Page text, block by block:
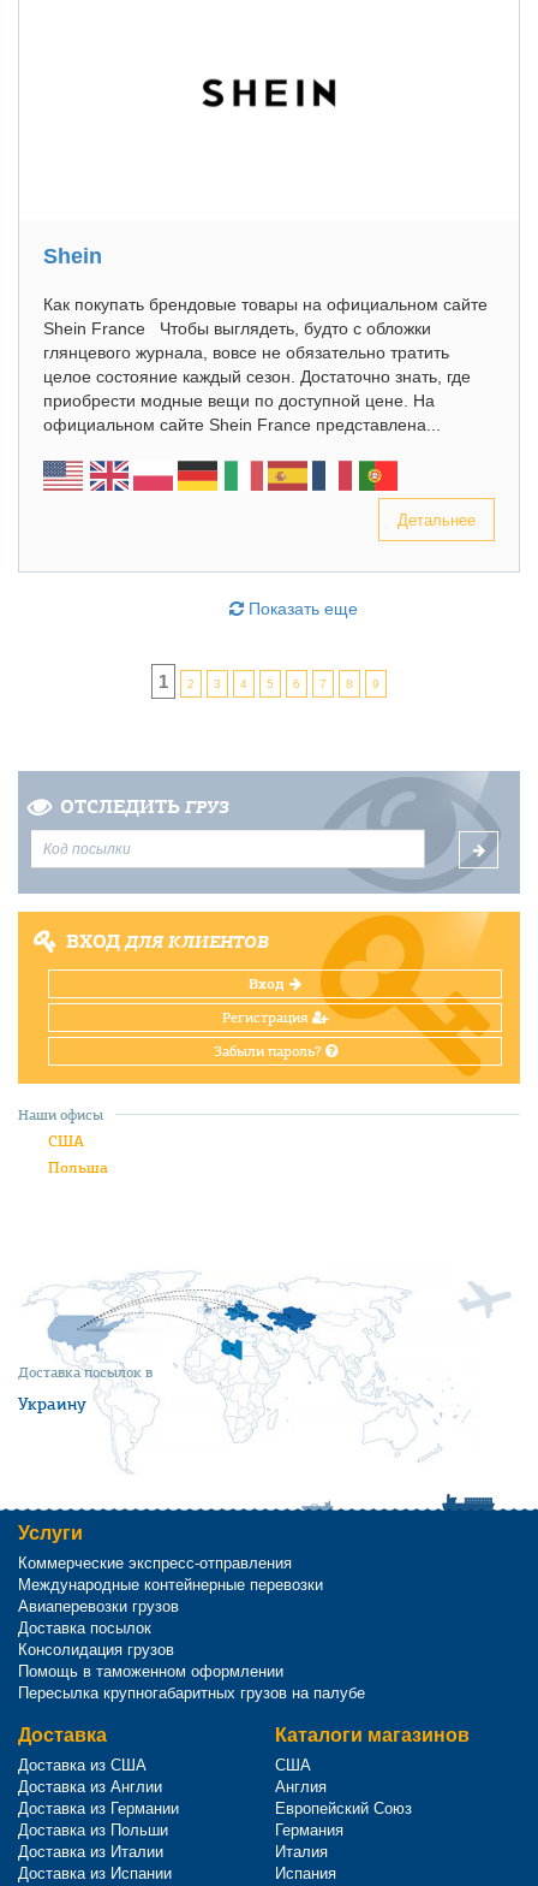
Shein
Как покупать брендовые товары на официальном сайте
Shein France Чтобы выглядеть, будто с обложки
глянцевого журнала, вовсе не обязательно тратить
целое состояние каждый сезон. Достаточно знать, где
приобрести модные вещи по доступной цене. На
официальном сайте Shein France представлена...
Детальнее
Показать еще
1 2 3 4 5 6 7 8 9
ОТСЛЕДИТЬ ГРУЗ
ВХОДДЛЯ КЛИЕНТОВ
Вход
Регистрация
Забыли пароль?
Доставка посылок в
Украину
Наши офисы
США
Польша
Услуги
Коммерческие экспресс-отправления
Международные контейнерные перевозки
Авиаперевозки грузов
Доставка посылок
Консолидация грузов
Помощь в таможенном оформлении
Пересылка крупногабаритных грузов на палубе
Доставка
Доставка из США
Доставка из Англии
Доставка из Германии
Доставка из Польши
Доставка из Италии
Доставка из Испании
Каталоги магазинов
США
Англия
Европейский Союз
Германия
Италия
Испания